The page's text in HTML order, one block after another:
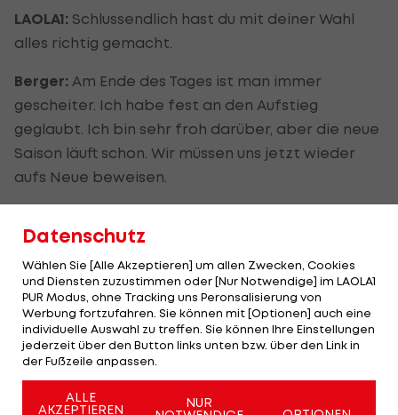
LAOLA1: Schlussendlich hast du mit deiner Wahl
alles richtig gemacht.
Berger: Am Ende des Tages ist man immer
gescheiter. Ich habe fest an den Aufstieg
geglaubt. Ich bin sehr froh darüber, aber die neue
Saison läuft schon. Wir müssen uns jetzt wieder
aufs Neue beweisen.
hast du dieses Lizenz-Thema miterlebt?
Berger:Ich habe es eigentlich nur ein bisschen aus
den Medien erfahren. Bei uns war das Thema
eigentlich Tabu. Altach hat natürlich alles
probiert. Ich war mir aber zu hundert Prozent
sicher, dass da nichts rauskommen wird.
Schlussendlich war es auch so, das hat uns
Datenschutz
Wählen Sie [Alle Akzeptieren] um allen Zwecken, Cookies
und Diensten zuzustimmen oder [Nur Notwendige] im LAOLA1
PUR Modus, ohne Tracking uns Peronsalisierung von
Werbung fortzufahren. Sie können mit [Optionen] auch eine
individuelle Auswahl zu treffen. Sie können Ihre Einstellungen
jederzeit über den Button links unten bzw. über den Link in
der Fußzeile anpassen.
ALLE
AKZEPTIEREN
NUR